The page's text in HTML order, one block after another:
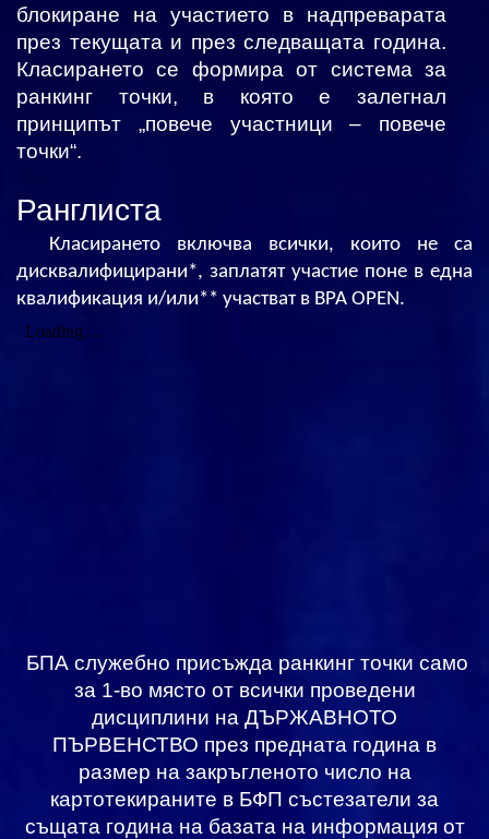
блокиране на участието в надпреварата
през текущата и през следващата година.
Класирането се формира от система за
ранкинг точки, в която е залегнал
принципът „повече участници – повече
точки“.
Ранглиста
Класирането включва всички, които не са
дисквалифицирани*, заплатят участие поне в една
квалификация и/или** участват в BPA OPEN.
БПА служебно присъжда ранкинг точки само
за 1-во място от всички проведени
дисциплини на ДЪРЖАВНОТО
ПЪРВЕНСТВО през предната година в
размер на закръгленото число на
картотекираните в БФП състезатели за
същата година на базата на информация от